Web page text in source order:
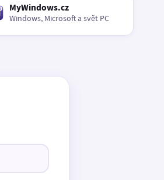
MyWindows.cz
Windows, Microsoft a svět PC